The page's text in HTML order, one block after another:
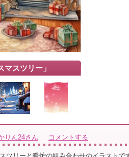
スツリー」
りん24さん コメントする